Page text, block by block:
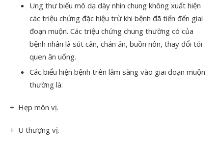
Ung thư biểu mô dạ dày nhìn chung không xuất hiện
các triệu chứng đặc hiệu trừ khi bệnh đã tiến đến giai
đoạn muộn. Các triệu chứng chung thường có của
bệnh nhân là sút cân, chán ăn, buồn nôn, thay đổi tói
quen ăn uống.
Các biểu hiện bệnh trên lâm sàng vào giai đoạn muộn
thường là:
+ Hẹp môn vị.
+ U thượng vị.